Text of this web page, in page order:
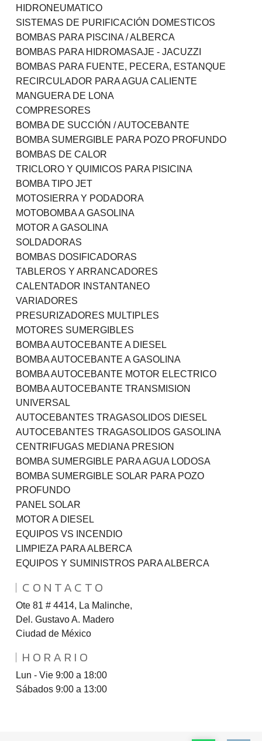
HIDRONEUMATICO
SISTEMAS DE PURIFICACIÓN DOMESTICOS
BOMBAS PARA PISCINA / ALBERCA
BOMBAS PARA HIDROMASAJE - JACUZZI
BOMBAS PARA FUENTE, PECERA, ESTANQUE
RECIRCULADOR PARA AGUA CALIENTE
MANGUERA DE LONA
COMPRESORES
BOMBA DE SUCCIÓN / AUTOCEBANTE
BOMBA SUMERGIBLE PARA POZO PROFUNDO
BOMBAS DE CALOR
TRICLORO Y QUIMICOS PARA PISICINA
BOMBA TIPO JET
MOTOSIERRA Y PODADORA
MOTOBOMBA A GASOLINA
MOTOR A GASOLINA
SOLDADORAS
BOMBAS DOSIFICADORAS
TABLEROS Y ARRANCADORES
CALENTADOR INSTANTANEO
VARIADORES
PRESURIZADORES MULTIPLES
MOTORES SUMERGIBLES
BOMBA AUTOCEBANTE A DIESEL
BOMBA AUTOCEBANTE A GASOLINA
BOMBA AUTOCEBANTE MOTOR ELECTRICO
BOMBA AUTOCEBANTE TRANSMISION
UNIVERSAL
AUTOCEBANTES TRAGASOLIDOS DIESEL
AUTOCEBANTES TRAGASOLIDOS GASOLINA
CENTRIFUGAS MEDIANA PRESION
BOMBA SUMERGIBLE PARA AGUA LODOSA
BOMBA SUMERGIBLE SOLAR PARA POZO
PROFUNDO
PANEL SOLAR
MOTOR A DIESEL
EQUIPOS VS INCENDIO
LIMPIEZA PARA ALBERCA
EQUIPOS Y SUMINISTROS PARA ALBERCA
CONTACTO
Ote 81 # 4414, La Malinche,
Del. Gustavo A. Madero
Ciudad de México
HORARIO
Lun - Vie 9:00 a 18:00
Sábados 9:00 a 13:00